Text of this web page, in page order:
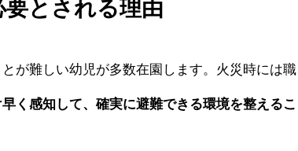
とされる理由
が難しい幼児が多数在園します。火災時には職
く感知して、確実に避難できる環境を整えるこ